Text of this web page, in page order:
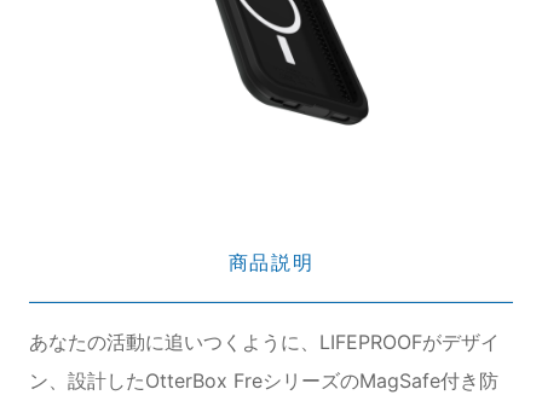
商品説明
あなたの活動に追いつくように、LIFEPROOFがデザイ
ン、設計したOtterBox FreシリーズのMagSafe付き防